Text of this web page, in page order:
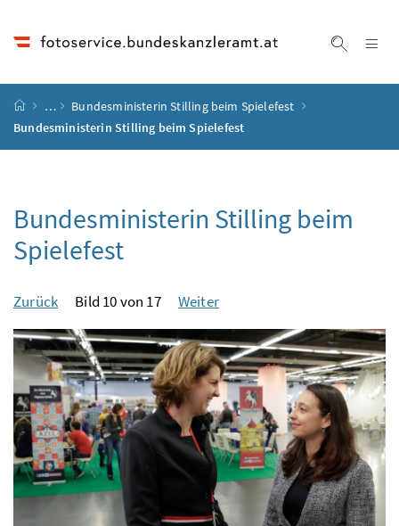
Startseite
…
Bundesministerin Stilling beim Spielefest
Bundesministerin Stilling beim Spielefest
Bundesministerin Stilling beim
Spielefest
Zurück Bild 10 von 17 Weiter